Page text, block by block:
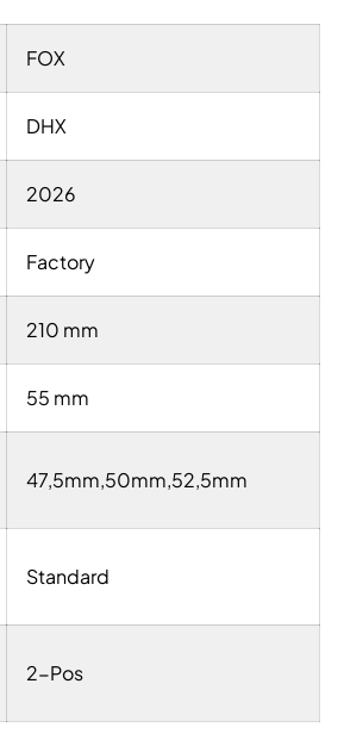
FOX
DHX
2026
Factory
210 mm
55 mm
47,5mm,50mm,52,5mm
Standard
2-Pos